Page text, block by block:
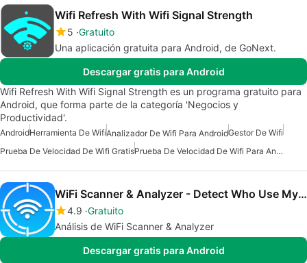
Wifi Refresh With Wifi Signal Strength
5 Gratuito
Una aplicación gratuita para Android, de GoNext.
Descargar gratis para Android
Wifi Refresh With Wifi Signal Strength es un programa gratuito para
Android, que forma parte de la categoría 'Negocios y
Productividad'.
AndroidHerramienta De WifiAnalizador De Wifi Para AndroidGestor De Wifi
Prueba De Velocidad De Wifi Gratis
Prueba De Velocidad De Wifi Para Android
WiFi Scanner & Analyzer - Detect Who Use My WiFi
4.9 Gratuito
Análisis de WiFi Scanner & Analyzer
Descargar gratis para Android